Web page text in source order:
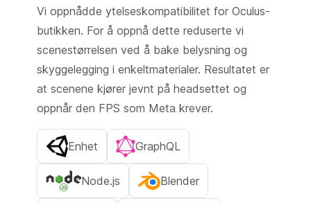
Vi oppnådde ytelseskompatibilitet for Oculus-
butikken. For å oppnå dette reduserte vi
scenestørrelsen ved å bake belysning og
skyggelegging i enkeltmaterialer. Resultatet er
at scenene kjører jevnt på headsettet og
oppnår den FPS som Meta krever.
Enhet GraphQL
Node.js Blender